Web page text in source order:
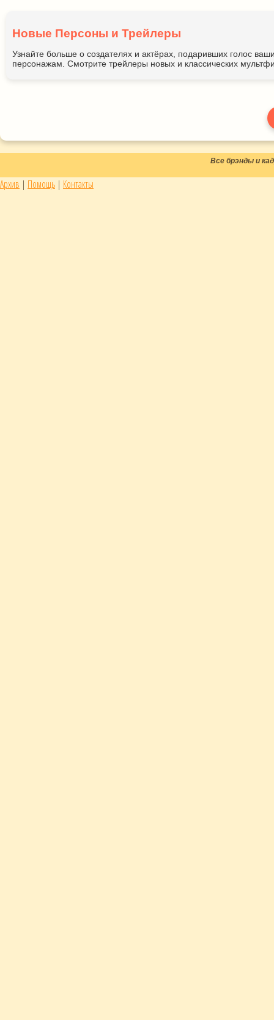
Новые Персоны и Трейлеры
Узнайте больше о создателях и актёрах, подаривших голос
персонажам. Смотрите трейлеры новых и классических
Все брэнды и
Архив | Помощь | Контакты